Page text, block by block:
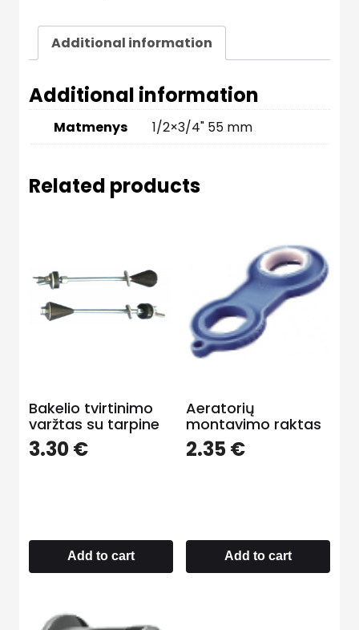
Additional information
Additional information
Matmenys 1/2×3/4" 55 mm
Related products
Bakelio tvirtinimo
varžtas su tarpine
3.30€
Add to cart
Aeratorių
montavimo raktas
2.35€
Add to cart